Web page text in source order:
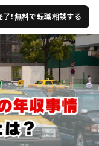
！無料で転職相談する